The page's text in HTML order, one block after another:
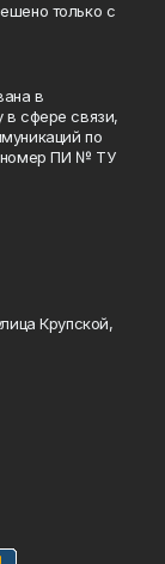
только с
в
в сфере связи,
по
номер ПИ № ТУ
Крупской,